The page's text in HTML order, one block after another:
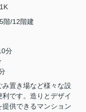
1K
5階/12階建
分
置き場など様々な設
です。造りとデザイ
供できるマンション